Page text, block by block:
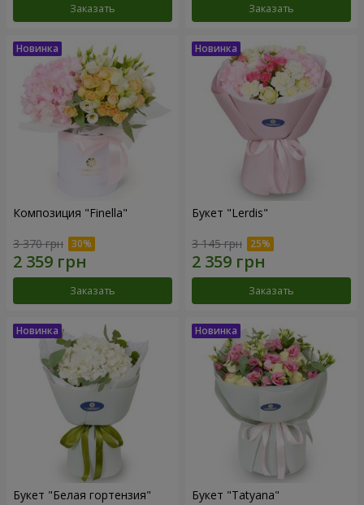
Заказать Заказать
Композиция "Finella"
3 370 грн
Заказать
Букет "Lerdis"
3 145 грн
Заказать
Букет "Белая гортензия" Букет "Tatyana"